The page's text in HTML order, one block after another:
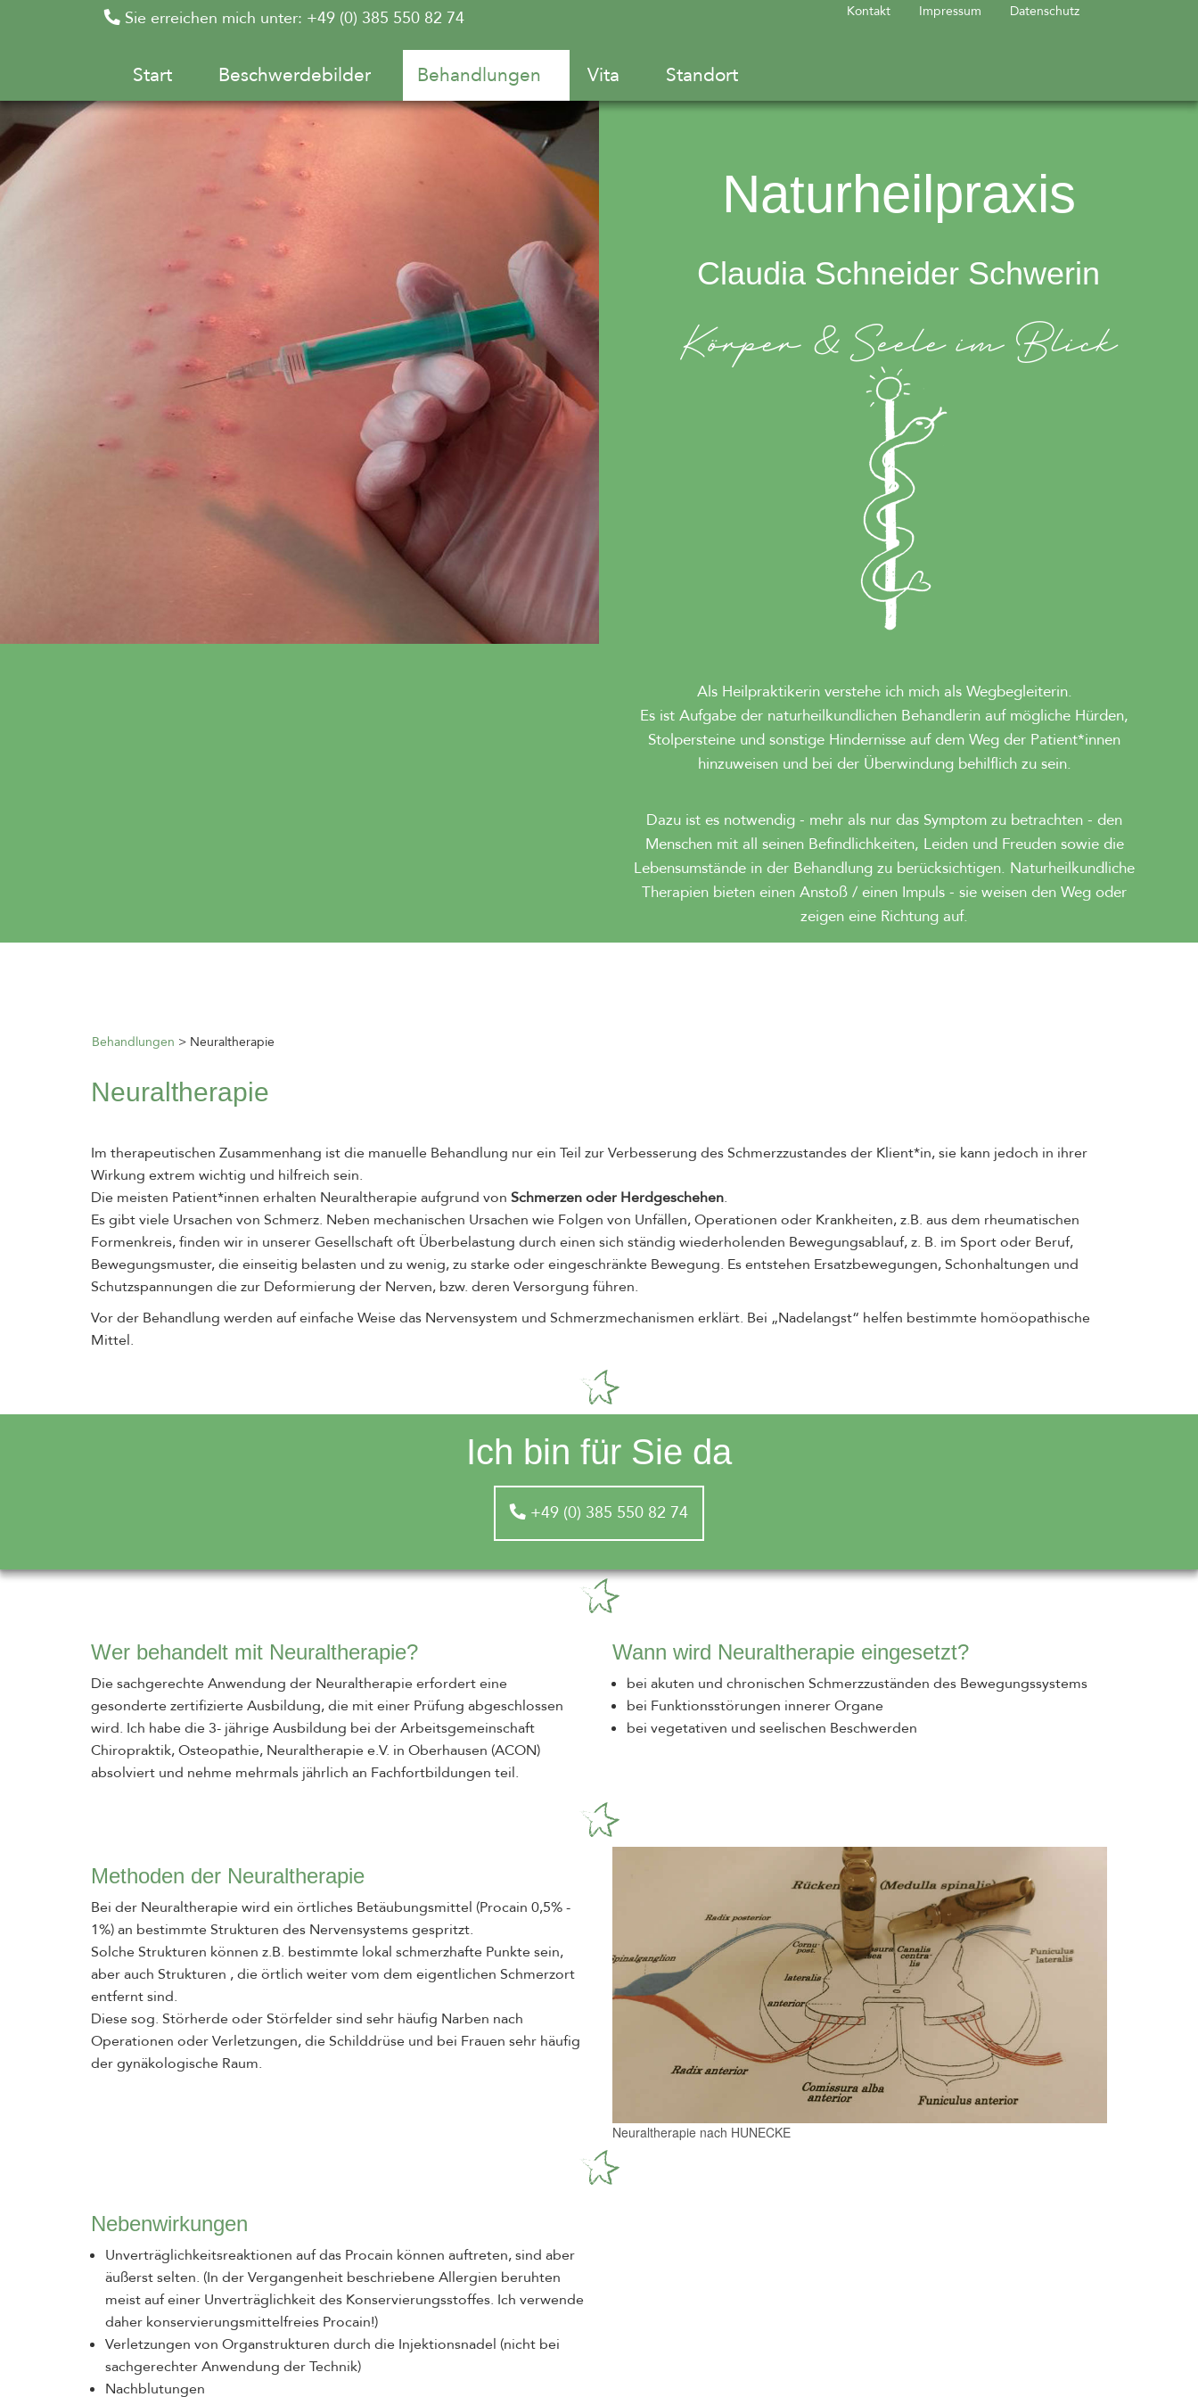
Sie erreichen mich unter: +49 (0) 385 550 82 74 Kontakt Impressum Datenschutz
Start Beschwerdebilder Behandlungen Vita Standort
Naturheilpraxis
Claudia Schneider Schwerin
Körper & Seele im Blick
Als Heilpraktikerin verstehe ich mich als Wegbegleiterin.
Es ist Aufgabe der naturheilkundlichen Behandlerin auf mögliche Hürden,
Stolpersteine und sonstige Hindernisse auf dem Weg der Patient*innen
hinzuweisen und bei der Überwindung behilflich zu sein.
Dazu ist es notwendig - mehr als nur das Symptom zu betrachten - den
Menschen mit all seinen Befindlichkeiten, Leiden und Freuden sowie die
Lebensumstände in der Behandlung zu berücksichtigen. Naturheilkundliche
Therapien bieten einen Anstoß / einen Impuls - sie weisen den Weg oder
zeigen eine Richtung auf.
Behandlungen Neuraltherapie
Neuraltherapie
Im therapeutischen Zusammenhang ist die manuelle Behandlung nur ein Teil zur Verbesserung des Schmerzzustandes der Klient*in, sie kann jedoch in ihrer
Wirkung extrem wichtig und hilfreich sein.
Die meisten Patient*innen erhalten Neuraltherapie aufgrund von Schmerzen oder Herdgeschehen.
Es gibt viele Ursachen von Schmerz. Neben mechanischen Ursachen wie Folgen von Unfällen, Operationen oder Krankheiten, z.B. aus dem rheumatischen
Formenkreis, finden wir in unserer Gesellschaft oft Überbelastung durch einen sich ständig wiederholenden Bewegungsablauf, z. B. im Sport oder Beruf,
Bewegungsmuster, die einseitig belasten und zu wenig, zu starke oder eingeschränkte Bewegung. Es entstehen Ersatzbewegungen, Schonhaltungen und
Schutzspannungen die zur Deformierung der Nerven, bzw. deren Versorgung führen.
Vor der Behandlung werden auf einfache Weise das Nervensystem und Schmerzmechanismen erklärt. Bei „Nadelangst“ helfen bestimmte homöopathische
Mittel.
Ich bin für Sie da
+49 (0) 385 550 82 74
Wer behandelt mit Neuraltherapie?
Die sachgerechte Anwendung der Neuraltherapie erfordert eine
gesonderte zertifizierte Ausbildung, die mit einer Prüfung abgeschlossen
wird. Ich habe die 3- jährige Ausbildung bei der Arbeitsgemeinschaft
Chiropraktik, Osteopathie, Neuraltherapie e.V. in Oberhausen (ACON)
absolviert und nehme mehrmals jährlich an Fachfortbildungen teil.
Wann wird Neuraltherapie eingesetzt?
bei akuten und chronischen Schmerzzuständen des Bewegungssystems
bei Funktionsstörungen innerer Organe
bei vegetativen und seelischen Beschwerden
Methoden der Neuraltherapie
Bei der Neuraltherapie wird ein örtliches Betäubungsmittel (Procain 0,5% -
1%) an bestimmte Strukturen des Nervensystems gespritzt.
Solche Strukturen können z.B. bestimmte lokal schmerzhafte Punkte sein,
aber auch Strukturen , die örtlich weiter vom dem eigentlichen Schmerzort
entfernt sind.
Diese sog. Störherde oder Störfelder sind sehr häufig Narben nach
Operationen oder Verletzungen, die Schilddrüse und bei Frauen sehr häufig
der gynäkologische Raum.
Neuraltherapie nach HUNECKE
Nebenwirkungen
Unverträglichkeitsreaktionen auf das Procain können auftreten, sind aber
äußerst selten. (In der Vergangenheit beschriebene Allergien beruhten
meist auf einer Unverträglichkeit des Konservierungsstoffes. Ich verwende
daher konservierungsmittelfreies Procain!)
Verletzungen von Organstrukturen durch die Injektionsnadel (nicht bei
sachgerechter Anwendung der Technik)
Nachblutungen